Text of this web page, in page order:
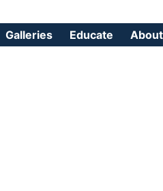
Galleries Educate About